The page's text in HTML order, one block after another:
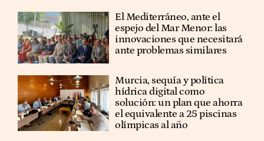
El Mediterráneo, ante el
espejo del Mar Menor: las
innovaciones que necesitará
ante problemas similares
Murcia, sequía y política
hídrica digital como
solución: un plan que ahorra
el equivalente a 25 piscinas
olímpicas al año